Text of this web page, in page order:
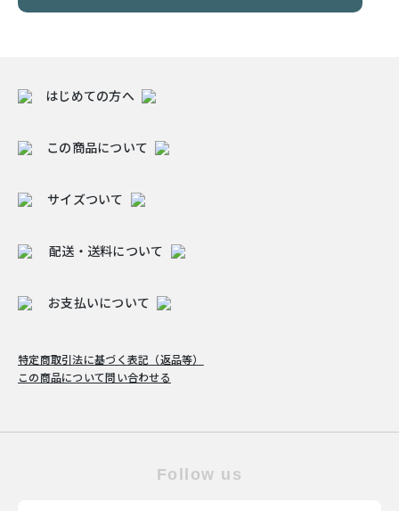
はじめての方へ
この商品について
サイズついて
配送・送料について
お支払いについて
特定商取引法に基づく表記（返品等）
この商品について問い合わせる
Follow us